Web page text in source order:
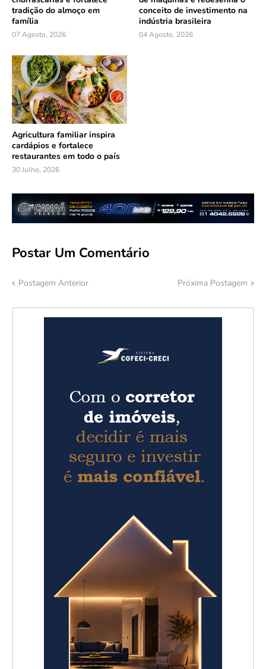
tradição do almoço em
família
07 Agosto, 2026
conceito de investimento na
indústria brasileira
04 Agosto, 2026
Agricultura familiar inspira
cardápios e fortalece
restaurantes em todo o país
30 Julho, 2026
Postar Um Comentário
Postagem Anterior Próxima Postagem